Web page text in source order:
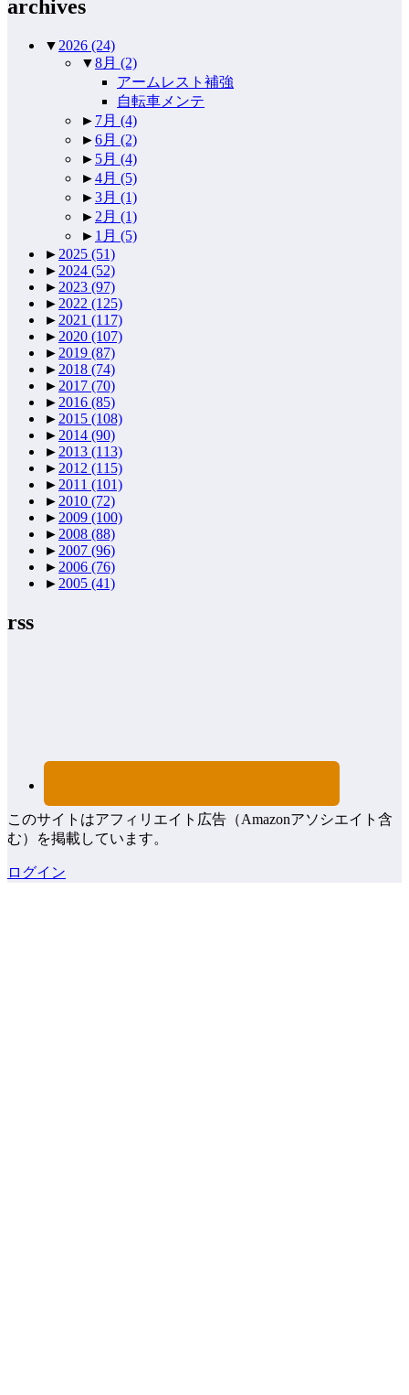
archives
▼ 2026 (24)
▼8月 (2)
アームレスト補強
自転車メンテ
► 7月 (4)
►6月 (2)
► 5月 (4)
►4月 (5)
►3月 (1)
► 2月 (1)
► 1月 (5)
► 2025 (51)
► 2024 (52)
► 2023 (97)
► 2022 (125)
► 2021 (117)
► 2020 (107)
► 2019 (87)
► 2018 (74)
► 2017 (70)
► 2016 (85)
► 2015 (108)
► 2014 (90)
► 2013 (113)
► 2012 (115)
► 2011 (101)
► 2010 (72)
► 2009 (100)
► 2008 (88)
► 2007 (96)
► 2006 (76)
► 2005 (41)
rss
このサイトはアフィリエイト広告（Amazonアソシエイト含
む）を掲載しています。
ログイン